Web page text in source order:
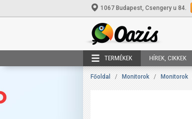
1067 Budapest, Csengery u 84.
TERMÉKEK HÍREK, CIKKEK
Főoldal / Monitorok / Monitorok